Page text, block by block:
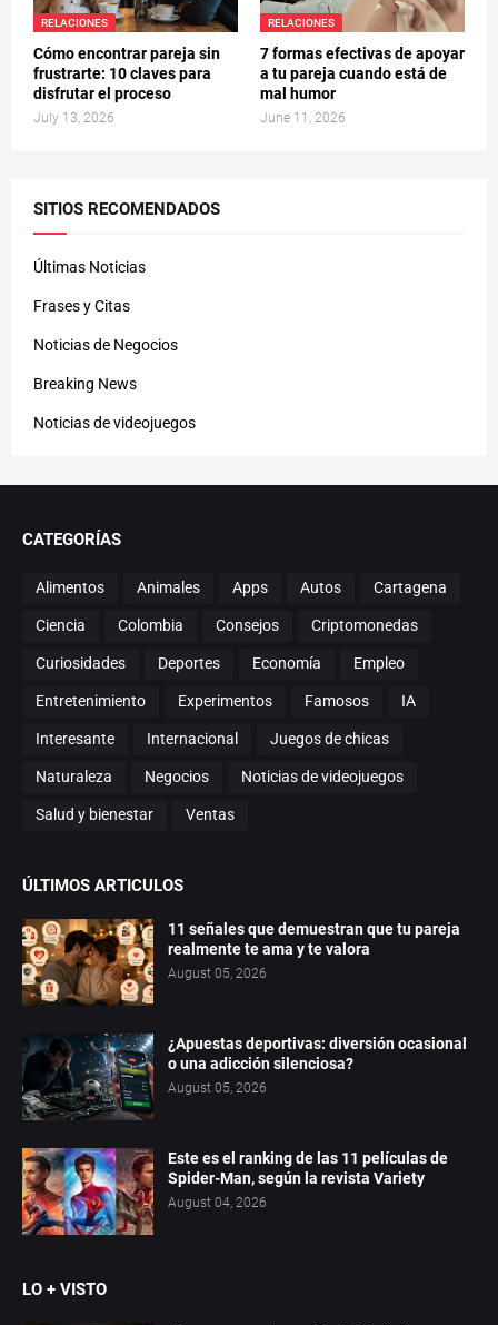
RELACIONES
Cómo encontrar pareja sin
frustrarte: 10 claves para
disfrutar el proceso
July 13, 2026
RELACIONES
7 formas efectivas de apoyar
a tu pareja cuando está de
mal humor
June 11, 2026
SITIOS RECOMENDADOS
Últimas Noticias
Frases y Citas
Noticias de Negocios
Breaking News
Noticias de videojuegos
CATEGORÍAS
Alimentos Animales Apps Autos Cartagena
Ciencia Colombia Consejos Criptomonedas
Curiosidades Deportes Economía Empleo
Entretenimiento Experimentos Famosos IA
Interesante Internacional Juegos de chicas
Naturaleza Negocios Noticias de videojuegos
Salud y bienestar Ventas
ÚLTIMOS ARTICULOS
11 señales que demuestran que tu pareja
realmente te ama y te valora
August 05, 2026
¿Apuestas deportivas: diversión ocasional
o una adicción silenciosa?
August 05, 2026
Este es el ranking de las 11 películas de
Spider-Man, según la revista Variety
August 04, 2026
LO + VISTO